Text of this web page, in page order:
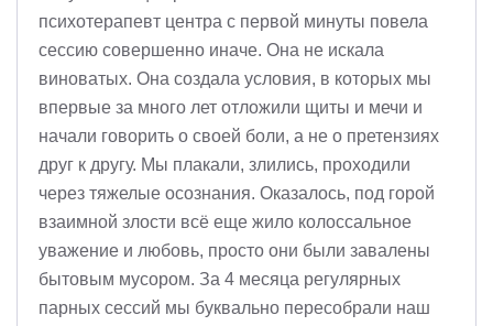
психотерапевт центра с первой минуты повела
сессию совершенно иначе. Она не искала
виноватых. Она создала условия, в которых мы
впервые за много лет отложили щиты и мечи и
начали говорить о своей боли, а не о претензиях
друг к другу. Мы плакали, злились, проходили
через тяжелые осознания. Оказалось, под горой
взаимной злости всё еще жило колоссальное
уважение и любовь, просто они были завалены
бытовым мусором. За 4 месяца регулярных
парных сессий мы буквально пересобрали наш